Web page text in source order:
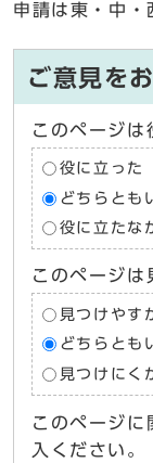
申請は東・中・
ご意見を
このページは
役に立った
どちらとも
役に立たな
このページは
見つけやす
どちらとも
見つけにく
このページに
入ください。